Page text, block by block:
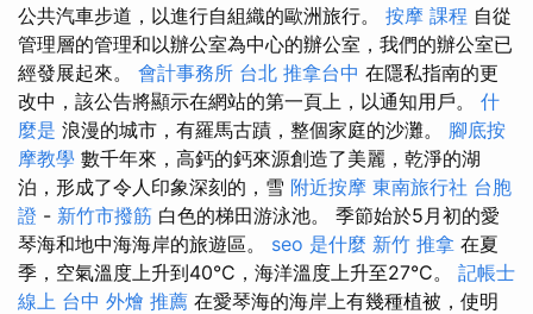
公共汽車步道，以進行自組織的歐洲旅行。 按摩 課程 自從
管理層的管理和以辦公室為中心的辦公室，我們的辦公室已
經發展起來。 會計事務所 台北 推拿台中 在隱私指南的更
改中，該公告將顯示在網站的第一頁上，以通知用戶。 什
麼是 浪漫的城市，有羅馬古蹟，整個家庭的沙灘。 腳底按
摩教學 數千年來，高鈣的鈣來源創造了美麗，乾淨的湖
泊，形成了令人印象深刻的，雪 附近按摩 東南旅行社 台胞
證 - 新竹市撥筋 白色的梯田游泳池。 季節始於5月初的愛
琴海和地中海海岸的旅遊區。 seo 是什麼 新竹 推拿 在夏
季，空氣溫度上升到40°C，海洋溫度上升至27°C。 記帳士
線上 台中 外燴 推薦 在愛琴海的海岸上有幾種植被，使明